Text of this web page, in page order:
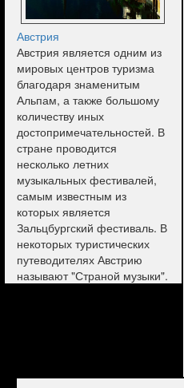
Австрия
Австрия является одним из
мировых центров туризма
благодаря знаменитым
Альпам, а также большому
количеству иных
достопримечательностей. В
стране проводится
несколько летних
музыкальных фестивалей,
самым известным из
которых является
Зальцбургский фестиваль. В
некоторых туристических
путеводителях Австрию
называют "Страной музыки".